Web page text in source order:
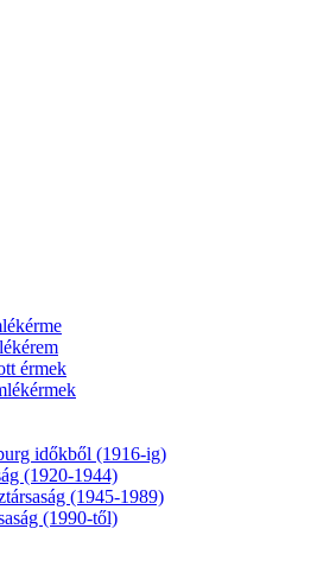
érmek
időkből (1916-ig)
(1920-1944)
(1945-1989)
(1990-től)